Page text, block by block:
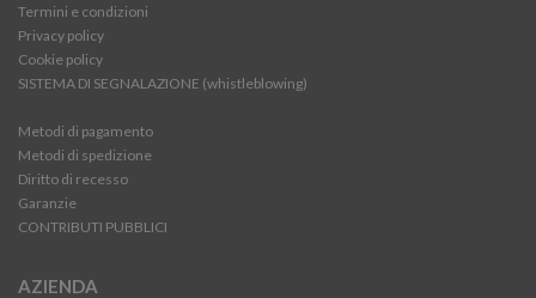
Termini e condizioni
Privacy policy
Cookie policy
SISTEMA DI SEGNALAZIONE (whistleblowing)
Metodi di pagamento
Metodi di spedizione
Diritto di recesso
Garanzie
CONTRIBUTI PUBBLICI
AZIENDA